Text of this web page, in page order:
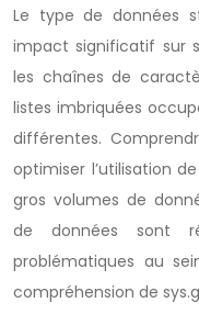
Le type de données
impact significatif sur
les chaînes de
listes imbriquées
différentes.
optimiser l’utilisation
gros volumes de
de données sont
problématiques au
compréhension de